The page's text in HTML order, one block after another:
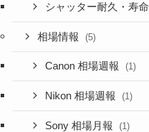
シャッター耐久・寿命
相場情報 (5)
Canon 相場週報 (1)
Nikon 相場週報 (1)
Sony 相場月報 (1)